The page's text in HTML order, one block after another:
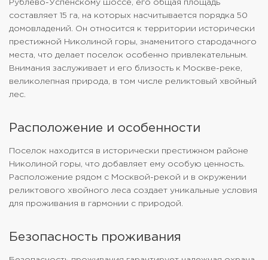
Рублево-Успенскому шоссе, его общая площадь
составляет 15 га, на которых насчитывается порядка 50
домовладений. Он относится к территории исторически
престижной Николиной горы, знаменитого стародачного
места, что делает поселок особенно привлекательным.
Внимания заслуживает и его близость к Москве-реке,
великолепная природа, в том числе реликтовый хвойный
лес.
Расположение и особенности
Поселок находится в исторически престижном районе
Николиной горы, что добавляет ему особую ценность.
Расположение рядом с Москвой-рекой и в окружении
реликтового хвойного леса создает уникальные условия
для проживания в гармонии с природой.
Безопасность проживания